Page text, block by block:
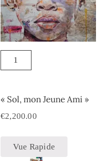
« Sol, mon Jeune Ami »
€2,200.00
Vue Rapide